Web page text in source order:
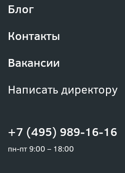
+7 (495) 989-16-16
пн-пт 9:00 – 18:00
Блог
Контакты
Вакансии
Написать директору